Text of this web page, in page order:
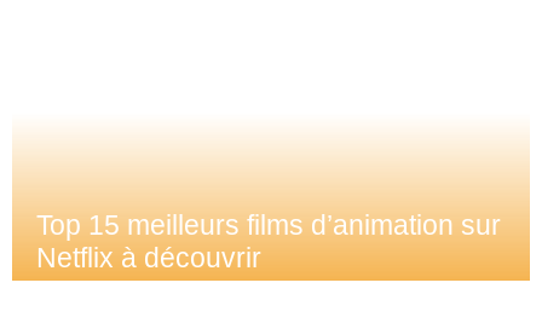
Top 15 meilleurs films d’animation sur
Netflix à découvrir